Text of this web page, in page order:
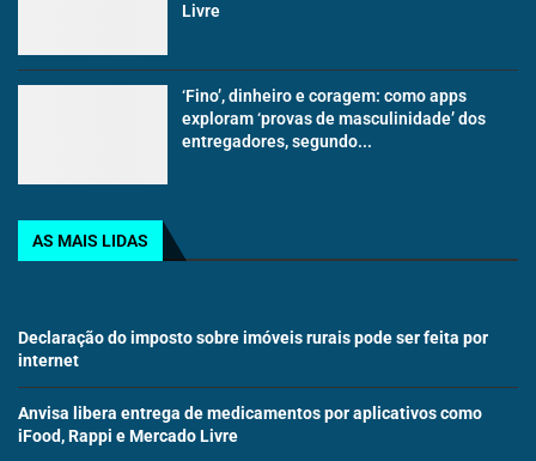
Livre
‘Fino’, dinheiro e coragem: como apps
exploram ‘provas de masculinidade’ dos
entregadores, segundo...
AS MAIS LIDAS
Declaração do imposto sobre imóveis rurais pode ser feita por
internet
Anvisa libera entrega de medicamentos por aplicativos como
iFood, Rappi e Mercado Livre